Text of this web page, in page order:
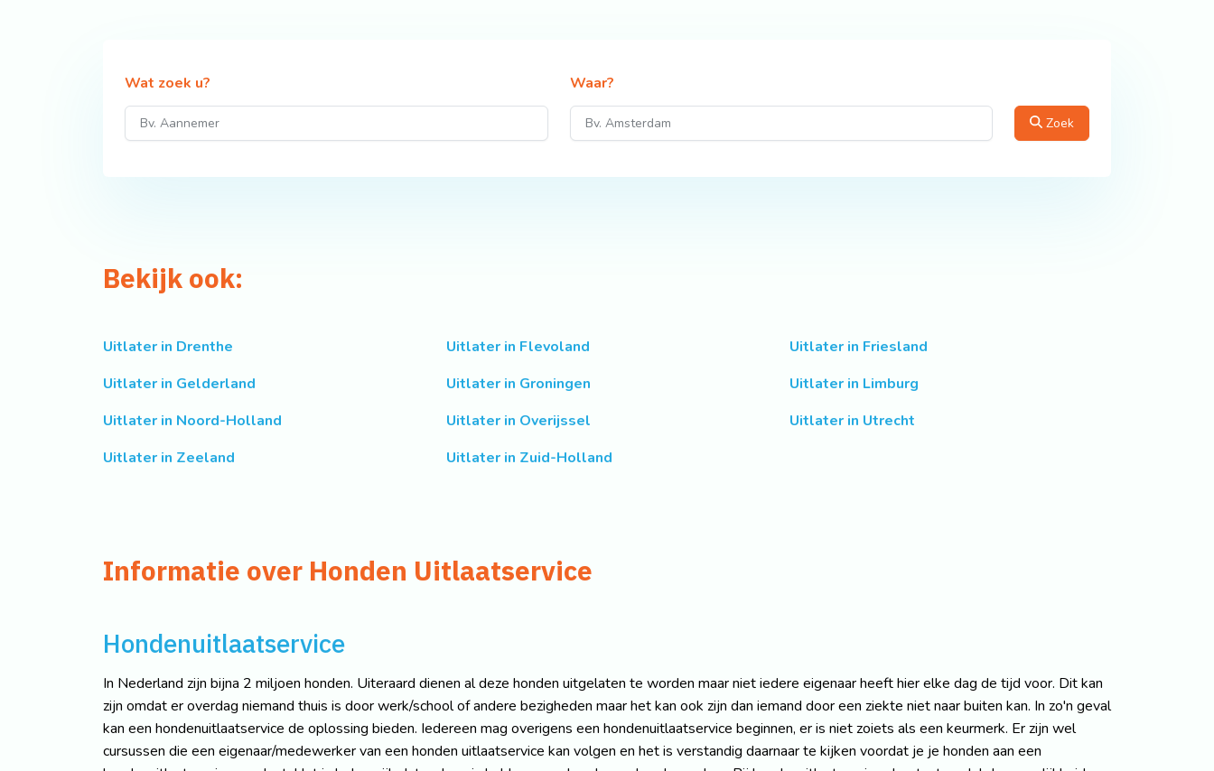
Wat zoek u? Waar?
Zoek
Bekijk ook:
Uitlater in Drenthe Uitlater in Flevoland
Uitlater in Friesland
Uitlater in Gelderland
Uitlater in Groningen
Uitlater in Limburg
Uitlater in Noord-Holland
Uitlater in Overijssel
Uitlater in Utrecht
Uitlater in Zeeland
Uitlater in Zuid-Holland
Informatie over Honden Uitlaatservice
Hondenuitlaatservice
In Nederland zijn bijna 2 miljoen honden. Uiteraard dienen al deze honden uitgelaten te worden maar niet iedere eigenaar heeft hier elke dag de tijd voor. Dit kan
zijn omdat er overdag niemand thuis is door werk/school of andere bezigheden maar het kan ook zijn dan iemand door een ziekte niet naar buiten kan. In zo'n geval
kan een hondenuitlaatservice de oplossing bieden. Iedereen mag overigens een hondenuitlaatservice beginnen, er is niet zoiets als een keurmerk. Er zijn wel
cursussen die een eigenaar/medewerker van een honden uitlaatservice kan volgen en het is verstandig daarnaar te kijken voordat je je honden aan een